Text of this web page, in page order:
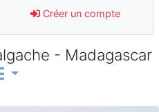
blocages du site ces derniers
le spam et les bots trop nocifs
Créer un compte
- Madagascar